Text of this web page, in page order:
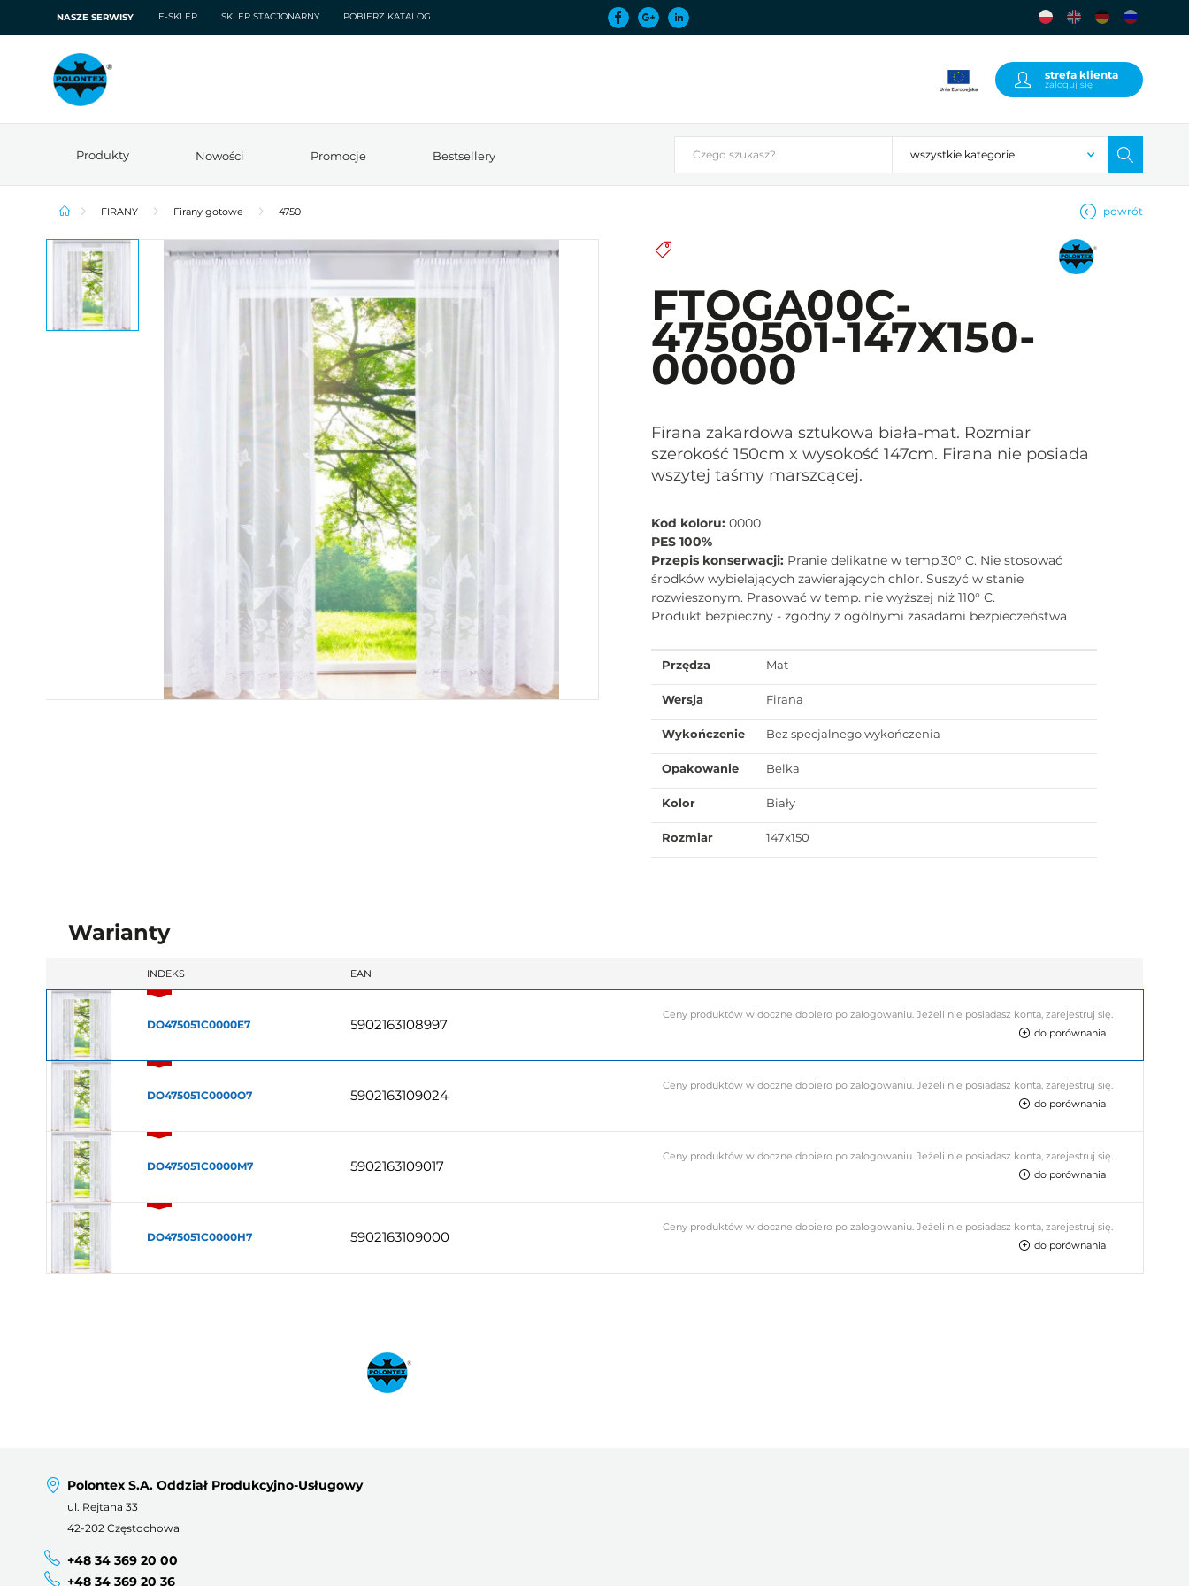
NASZE SERWISY E-SKLEP SKLEP STACJONARNY POBIERZ KATALOG
strefa klienta
zaloguj się
Produkty Nowości Promocje Bestsellery
FIRANY Firany gotowe 4750 powrót
FTOGA00C-
4750501-147X150-
00000
Firana żakardowa sztukowa biała-mat. Rozmiar
szerokość 150cm x wysokość 147cm. Firana nie posiada
wszytej taśmy marszcącej.
Kod koloru: 0000
PES 100%
Przepis konserwacji: Pranie delikatne w temp.30° C. Nie stosować
środków wybielających zawierających chlor. Suszyć w stanie
rozwieszonym. Prasować w temp. nie wyższej niż 110° C.
Produkt bezpieczny - zgodny z ogólnymi zasadami bezpieczeństwa
Przędza Mat
Wersja Firana
Wykończenie Bez specjalnego wykończenia
Opakowanie Belka
Kolor Biały
Rozmiar 147x150
Warianty
INDEKS EAN
DO475051C0000E7 5902163108997
Ceny produktów widoczne dopiero po zalogowaniu. Jeżeli nie posiadasz konta, zarejestruj się.
do porównania
DO475051C0000O7 5902163109024
Ceny produktów widoczne dopiero po zalogowaniu. Jeżeli nie posiadasz konta, zarejestruj się.
do porównania
DO475051C0000M7 5902163109017
Ceny produktów widoczne dopiero po zalogowaniu. Jeżeli nie posiadasz konta, zarejestruj się.
do porównania
DO475051C0000H7 5902163109000
Ceny produktów widoczne dopiero po zalogowaniu. Jeżeli nie posiadasz konta, zarejestruj się.
do porównania
Polontex S.A. Oddział Produkcyjno-Usługowy
ul. Rejtana 33
42-202 Częstochowa
+48 34 369 20 00
+48 34 369 20 36